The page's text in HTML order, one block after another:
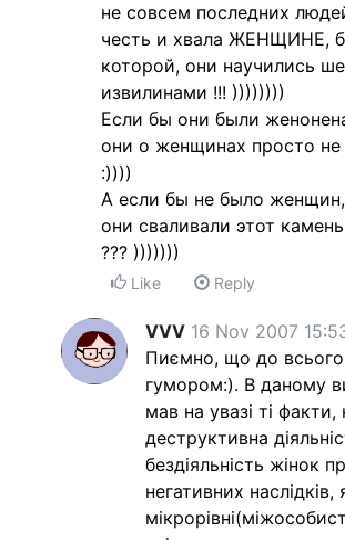
не совсем последних
честь и хвала ЖЕНЩИНЕ,
которой, они научились
извилинами !!! ))))))))
Если бы они были
они о женщинах просто
:))))
А если бы не было
они сваливали этот
??? )))))))
Like Reply
VVV 16 Nov 2007
Пиємно, що до всього
гумором:). В даному
мав на увазі ті факти,
деструктивна
бездіяльність жінок
негативних наслідків,